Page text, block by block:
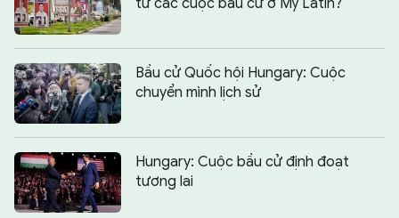
Bầu cử Quốc hội Hungary: Cuộc
chuyển mình lịch sử
Hungary: Cuộc bầu cử định đoạt
tương lai